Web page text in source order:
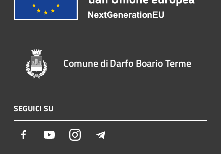
Comune di Darfo Boario Terme
SEGUICI SU
Facebook YoutubeInstagram